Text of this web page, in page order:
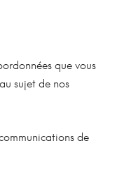
que vous
sujet de nos
de